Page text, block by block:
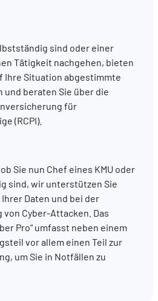
sind oder einer
Tätigkeit nachgehen, bieten
Ihre Situation abgestimmte
und beraten Sie über die
für
(RCPI).
Sie nun Chef eines KMU oder
sind, wir unterstützen Sie
Daten und bei der
von Cyber-Attacken. Das
Pro“ umfasst neben einem
vor allem einen Teil zur
um Sie in Notfällen zu